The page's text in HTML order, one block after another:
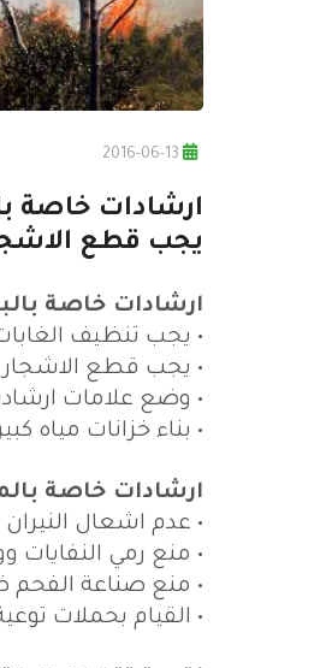
ارشادات خاصة
يجب قطع
ارشادات خاصة
• يجب تنظيف
• يجب قطع الاشجار
• وضع علامات
• بناء خزانات مياه
ارشادات خاصة
• عدم اشعال
• منع رمي
• منع صناعة
• القيام بحملات